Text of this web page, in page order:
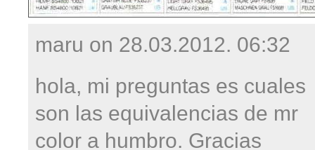
maru on 28.03.2012. 06:32
hola, mi preguntas es cuales
son las equivalencias de mr
color a humbro. Gracias